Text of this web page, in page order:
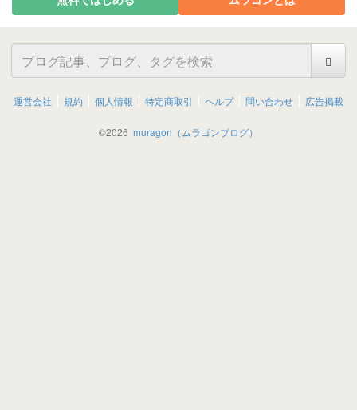
運営会社 規約 個人情報 特定商取引 ヘルプ 問い合わせ 広告掲載
©2026 muragon（ムラゴンブログ）